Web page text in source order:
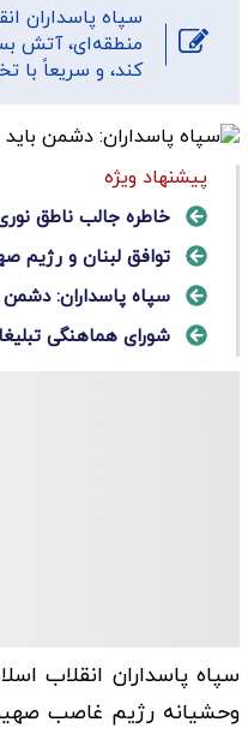
سپاه پاسداران
منطقه‌ای، آتش
کند، و سریعاً با
پیشنهاد ویژه
خاطره جالب ناطق
توافق لبنان و رژیم
سپاه پاسداران:
شورای هماهنگی تبلیغات اسلامی: امشب
سپاه پاسداران انقلاب
وحشیانه رژیم غاصب